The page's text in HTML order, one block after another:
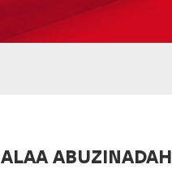
ALAA ABUZINADAH